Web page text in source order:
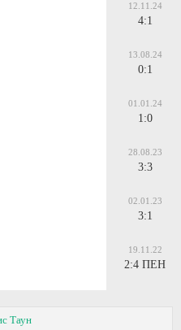
12.11.24
4:1
13.08.24
0:1
01.01.24
1:0
28.08.23
3:3
02.01.23
3:1
19.11.22
2:4 ПЕН
Таун